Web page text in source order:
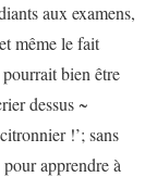
aux examens,
même le fait
bien être
dessus ~
!’; sans
apprendre à